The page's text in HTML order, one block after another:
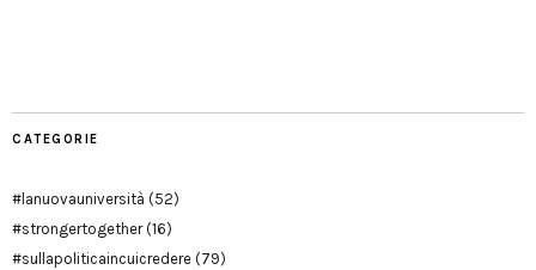
CATEGORIE
#lanuovauniversità (52)
#strongertogether(16)
#sullapoliticaincuicredere (79)